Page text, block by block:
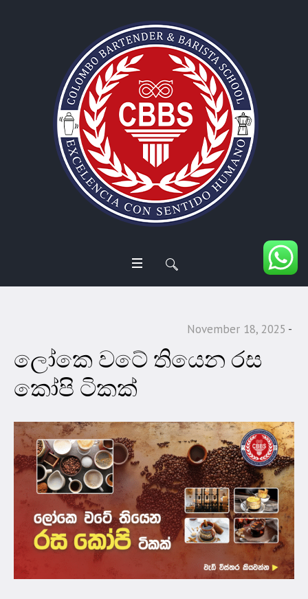
November 18, 2025
ලෝකෙ වටේ තියෙන රස
කෝපි ටිකක්